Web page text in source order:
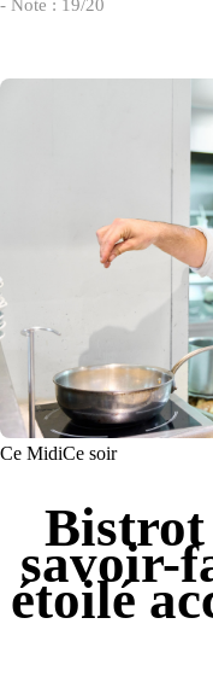
- Note : 19/20
Ce MidiCe soir
Bistrot
savoir-
étoilé